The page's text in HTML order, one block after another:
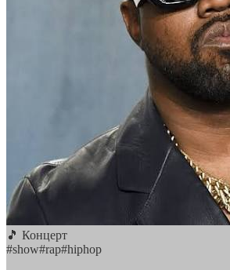
🎵 Концерт
#show#rap#hiphop